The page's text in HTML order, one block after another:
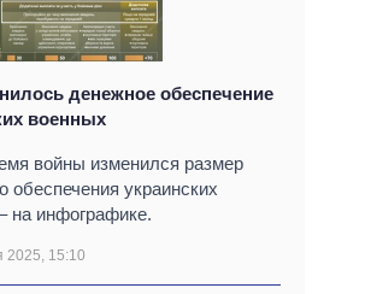
денежное обеспечение
военных
войны изменился размер
обеспечения украинских
на инфографике.
2025, 15:10